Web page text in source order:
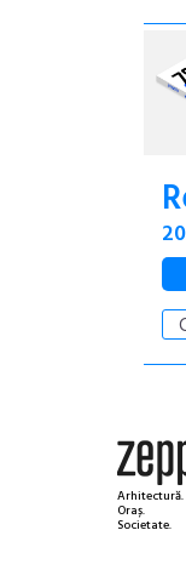
Arhitectură.
Oraș.
Societate.